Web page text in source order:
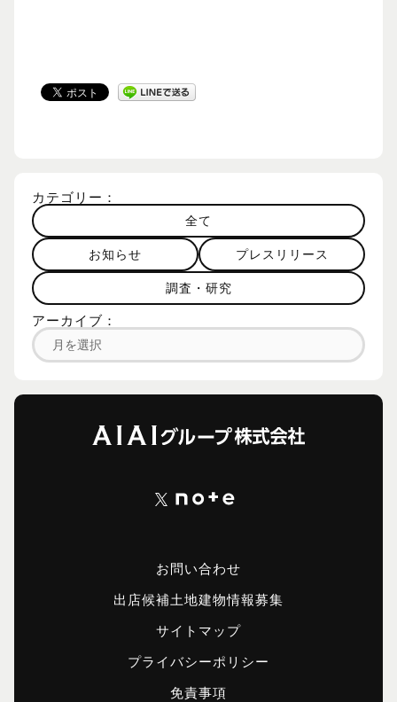
カテゴリー：
全て
お知らせ プレスリリース
調査・研究
アーカイブ：
お問い合わせ
出店候補土地建物情報募集
サイトマップ
プライバシーポリシー
免責事項